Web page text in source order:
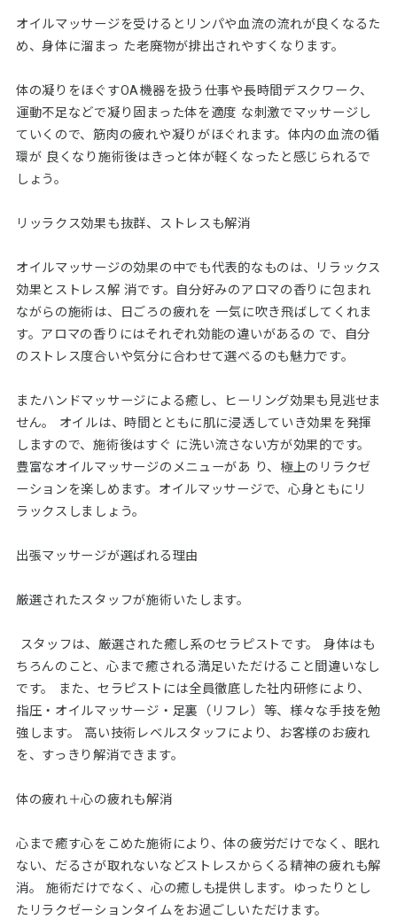
オイルマッサージを受けるとリンパや血流の流れが良くなるた
め、身体に溜まっ た老廃物が排出されやすくなります。
体の凝りをほぐすOA機器を扱う仕事や長時間デスクワーク、
運動不足などで凝り固まった体を適度 な刺激でマッサージし
ていくので、筋肉の疲れや凝りがほぐれます。体内の血流の循
環が 良くなり施術後はきっと体が軽くなったと感じられるで
しょう。
リッラクス効果も抜群、ストレスも解消
オイルマッサージの効果の中でも代表的なものは、リラックス
効果とストレス解 消です。自分好みのアロマの香りに包まれ
ながらの施術は、日ごろの疲れを 一気に吹き飛ばしてくれま
す。アロマの香りにはそれぞれ効能の違いがあるの で、自分
のストレス度合いや気分に合わせて選べるのも魅力です。
またハンドマッサージによる癒し、ヒーリング効果も見逃せま
せん。 オイルは、時間とともに肌に浸透していき効果を発揮
しますので、施術後はすぐ に洗い流さない方が効果的です。
豊富なオイルマッサージのメニューがあ り、極上のリラクゼ
ーションを楽しめます。オイルマッサージで、心身ともにリ
ラックスしましょう。
出張マッサージが選ばれる理由
厳選されたスタッフが施術いたします。
スタッフは、厳選された癒し系のセラピストです。 身体はも
ちろんのこと、心まで癒される満足いただけること間違いなし
です。 また、セラピストには全員徹底した社内研修により、
指圧・オイルマッサージ・足裏（リフレ）等、様々な手技を勉
強します。 高い技術レベルスタッフにより、お客様のお疲れ
を、すっきり解消できます。
体の疲れ＋心の疲れも解消
心まで癒す心をこめた施術により、体の疲労だけでなく、眠れ
ない、だるさが取れないなどストレスからくる精神の疲れも解
消。 施術だけでなく、心の癒しも提供します。ゆったりとし
たリラクゼーションタイムをお過ごしいただけます。